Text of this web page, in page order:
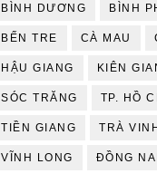
BÌNH DƯƠNG BÌNH
BẾN TRE CÀ MAU
HẬU GIANG KIÊN
SÓC TRĂNG TP. HỒ
TIỀN GIANG TRÀ VINH
VĨNH LONG ĐỒNG NAI